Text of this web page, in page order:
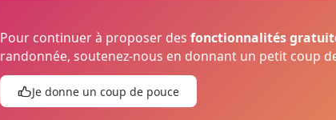
Pour continuer à proposer desfonctionnalités
randonnée, soutenez-nous en donnant un petit coup
Je donne un coup de pouce